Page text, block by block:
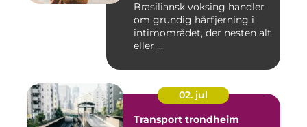
Brasiliansk voksing handler
om grundig hårfjerning i
intimområdet, der nesten alt
eller ...
02. jul
Transport trondheim